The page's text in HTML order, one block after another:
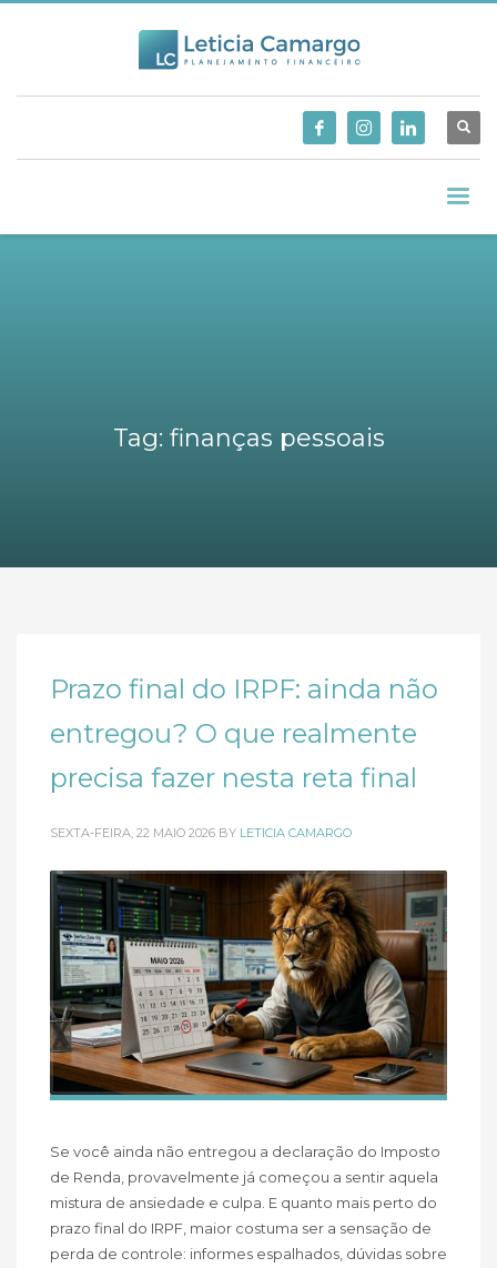
Tag: finanças pessoais
Prazo final do IRPF: ainda não
entregou? O que realmente
precisa fazer nesta reta final
SEXTA-FEIRA, 22 MAIO 2026 BY LETICIA CAMARGO
Se você ainda não entregou a declaração do Imposto
de Renda, provavelmente já começou a sentir aquela
mistura de ansiedade e culpa. E quanto mais perto do
prazo final do IRPF, maior costuma ser a sensação de
perda de controle: informes espalhados, dúvidas sobre